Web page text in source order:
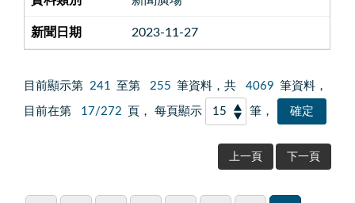
2023-11-27
目前顯示第 241 至第 255 筆資料，共 4069 筆資料，
目前在第 17/272 頁， 每頁顯示 筆，
上一頁 下一頁